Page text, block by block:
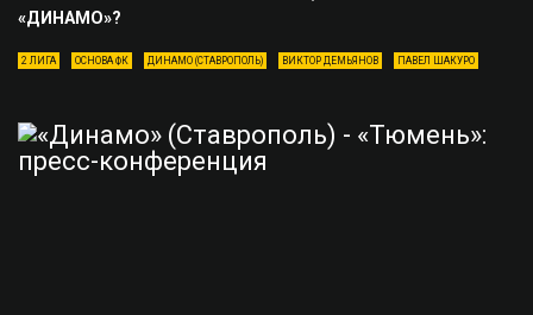
«ДИНАМО»?
2 ЛИГА ОСНОВА ФК ДИНАМО (СТАВРОПОЛЬ) ВИКТОР ДЕМЬЯНОВ ПАВЕЛ ШАКУРО